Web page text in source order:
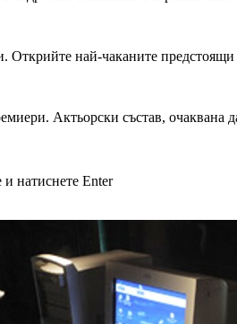
Открийте най-чаканите
Актьорски състав, очаквана
и натиснете Enter